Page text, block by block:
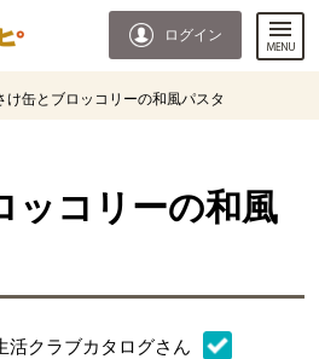
ログイン
け缶とブロッコリーの和風パスタ
ッコリーの和風
活クラブカタログさん